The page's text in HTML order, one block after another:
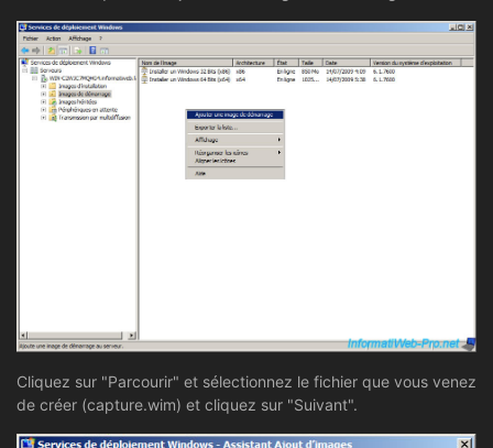
Cliquez sur "Parcourir" et sélectionnez le fichier que vous venez
de créer (capture.wim) et cliquez sur "Suivant".